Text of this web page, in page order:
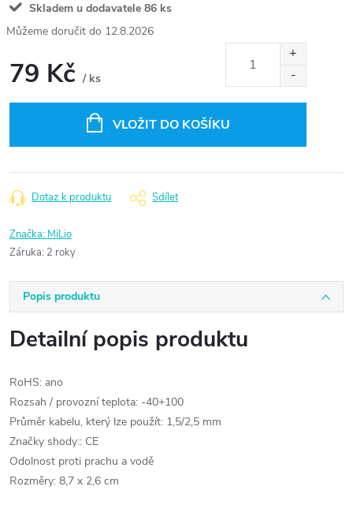
Skladem u dodavatele 86 ks
12.8.2026
79 Kč / ks
VLOŽIT DO KOŠÍKU
Dotaz k produktu Sdílet
Značka: MiLio
Záruka: 2 roky
Popis produktu
Detailní popis produktu
RoHS: ano
Rozsah / provozní teplota: -40+100
Průměr kabelu, který lze použít: 1,5/2,5 mm
Značky shody:: CE
Odolnost proti prachu a vodě
Rozměry: 8,7 x 2,6 cm